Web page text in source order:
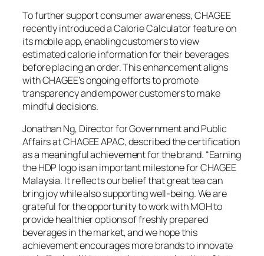
To further support consumer awareness, CHAGEE
recently introduced a Calorie Calculator feature on
its mobile app, enabling customers to view
estimated calorie information for their beverages
before placing an order. This enhancement aligns
with CHAGEE’s ongoing efforts to promote
transparency and empower customers to make
mindful decisions.
Jonathan Ng, Director for Government and Public
Affairs at CHAGEE APAC, described the certification
as a meaningful achievement for the brand. “Earning
the HDP logo is an important milestone for CHAGEE
Malaysia. It reflects our belief that great tea can
bring joy while also supporting well-being. We are
grateful for the opportunity to work with MOH to
provide healthier options of freshly prepared
beverages in the market, and we hope this
achievement encourages more brands to innovate